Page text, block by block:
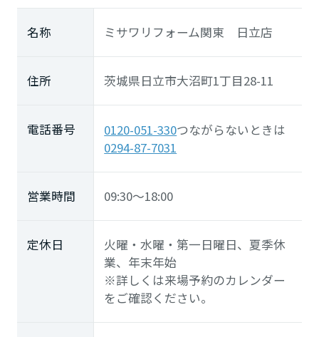
名称 ミサワリフォーム関東 日立店
住所 茨城県日立市大沼町1丁目28-11
電話番号 0120-051-330つながらないときは
0294-87-7031
営業時間 09:30～18:00
定休日
火曜・水曜・第一日曜日、夏季休
業、年末年始
※詳しくは来場予約のカレンダー
をご確認ください。